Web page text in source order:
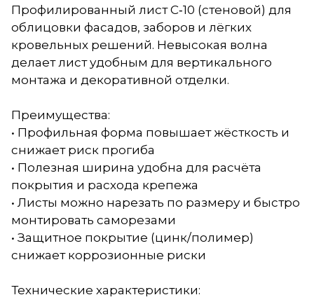
Профилированный лист С‑10 (стеновой) для
облицовки фасадов, заборов и лёгких
кровельных решений. Невысокая волна
делает лист удобным для вертикального
монтажа и декоративной отделки.
Преимущества:
• Профильная форма повышает жёсткость и
снижает риск прогиба
• Полезная ширина удобна для расчёта
покрытия и расхода крепежа
• Листы можно нарезать по размеру и быстро
монтировать саморезами
• Защитное покрытие (цинк/полимер)
снижает коррозионные риски
Технические характеристики: